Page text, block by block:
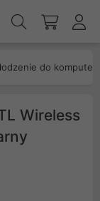
do
Wireless